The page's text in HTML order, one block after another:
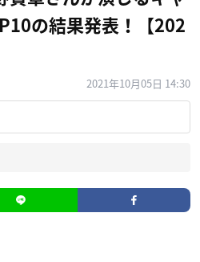
の結果発表！【202
2021年10月05日 14:30